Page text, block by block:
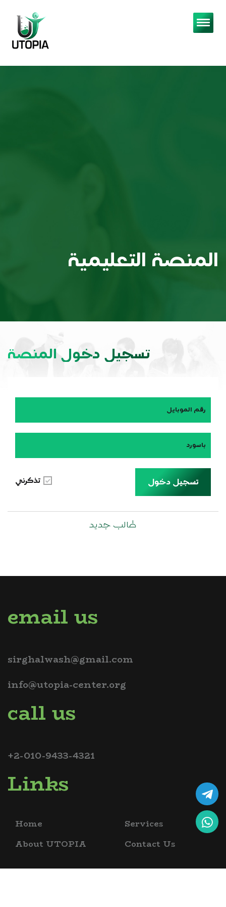
المنصة التعليمية
تسجيل دخول المنصة
رقم الموبايل
باسورد
تسجيل دخول تذكرني
طالب جديد
email us
sirghalwash@gmail.com
info@utopia-center.org
call us
+2-010-9433-4321
Links
Home
About UTOPIA
Services
Contact Us